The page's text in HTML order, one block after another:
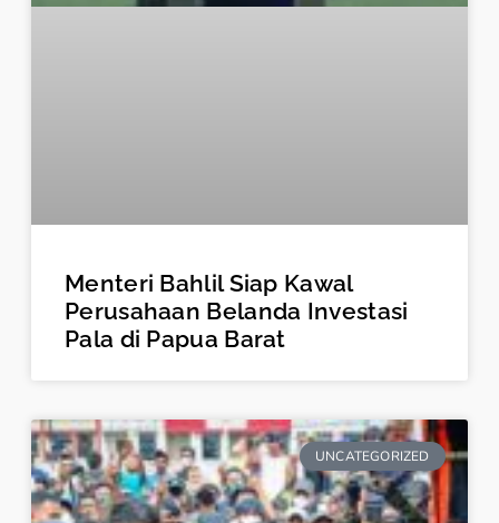
Menteri Bahlil Siap Kawal
Perusahaan Belanda Investasi
Pala di Papua Barat
UNCATEGORIZED